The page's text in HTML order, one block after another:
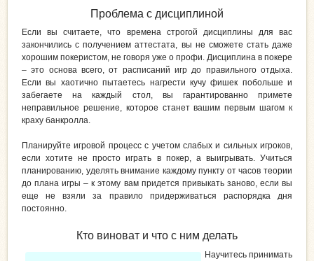
Проблема с дисциплиной
Если вы считаете, что времена строгой дисциплины для вас
закончились с получением аттестата, вы не сможете стать даже
хорошим покеристом, не говоря уже о профи. Дисциплина в покере
– это основа всего, от расписаний игр до правильного отдыха.
Если вы хаотично пытаетесь нагрести кучу фишек побольше и
забегаете на каждый стол, вы гарантированно примете
неправильное решение, которое станет вашим первым шагом к
краху банкролла.
Планируйте игровой процесс с учетом слабых и сильных игроков,
если хотите не просто играть в покер, а выигрывать. Учиться
планированию, уделять внимание каждому пункту от часов теории
до плана игры – к этому вам придется привыкать заново, если вы
еще не взяли за правило придерживаться распорядка дня
постоянно.
Кто виноват и что с ним делать
Научитесь принимать